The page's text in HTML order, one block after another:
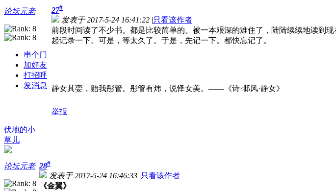
论坛元老
串个门
加好友
打招呼
发消息
27#
发表于 2017-5-24 16:41:22 |只看该作者
前段时间读了不少书。都是比较简单的。被一本艰深的难住了，陆陆续续地读到
起记录一下。可是，等太久了。于是，先记一下。都快忘记了。
静女其娈，贻我彤管。彤管有炜，说怿女美。——《诗·邶风·静女》
举报
伏地的小
草儿
论坛元老 28#
发表于 2017-5-24 16:46:33 |只看该作者
《金翼》